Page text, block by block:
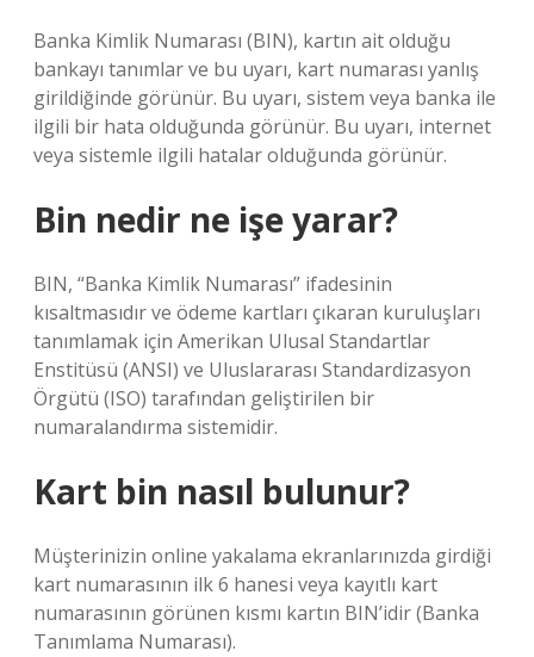
Banka Kimlik Numarası (BIN), kartın ait olduğu
bankayı tanımlar ve bu uyarı, kart numarası yanlış
girildiğinde görünür. Bu uyarı, sistem veya banka ile
ilgili bir hata olduğunda görünür. Bu uyarı, internet
veya sistemle ilgili hatalar olduğunda görünür.
Bin nedir ne işe yarar?
BIN, “Banka Kimlik Numarası” ifadesinin
kısaltmasıdır ve ödeme kartları çıkaran kuruluşları
tanımlamak için Amerikan Ulusal Standartlar
Enstitüsü (ANSI) ve Uluslararası Standardizasyon
Örgütü (ISO) tarafından geliştirilen bir
numaralandırma sistemidir.
Kart bin nasıl bulunur?
Müşterinizin online yakalama ekranlarınızda girdiği
kart numarasının ilk 6 hanesi veya kayıtlı kart
numarasının görünen kısmı kartın BIN’idir (Banka
Tanımlama Numarası).